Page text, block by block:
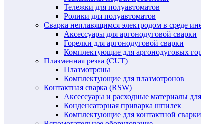
Тележки для полуавтоматов
Ролики для полуавтоматов
Сварка неплавящимся электродом в среде
Аксессуары для аргонодуговой сварки
Горелки для аргонодуговой сварки
Комплектующие для аргонодуговых
Плазменная резка (CUT)
Плазмотроны
Комплектующие для плазмотронов
Контактная сварка (RSW)
Аксессуары и расходные материалы
Конденсаторная приварка шпилек
Комплектующие для контактной сварки